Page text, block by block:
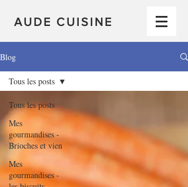
AUDE CUISINE
Blog
Tous les posts
Mes
gourmandises -
Brioches et vien
Mes
gourmandises -
Tous les posts